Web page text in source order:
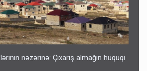
nəzərinə: Çıxarış almağın hüquqi